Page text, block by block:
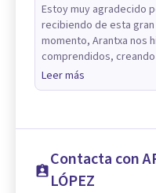
Estoy muy agradecido
recibiendo de esta
momento, Arantxa nos
comprendidos, creando
Leer más
Contacta con
LÓPEZ